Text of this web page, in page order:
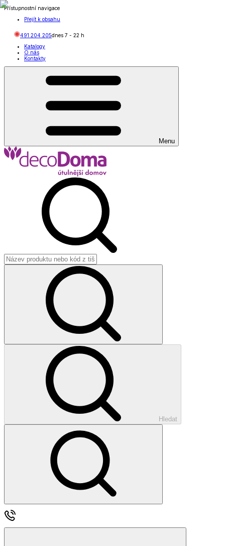
Přístupnostní navigace
Přejít k obsahu
491 204 205dnes 7 - 22 h
Katalogy
O nás
Kontakty
Menu
Hledat